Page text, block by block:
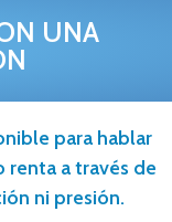
UNA
para hablar
renta a través de
ni presión.